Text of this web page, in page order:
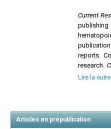
Current
reports.
research.
indexed in
Lire la suite
Articles en prépublication